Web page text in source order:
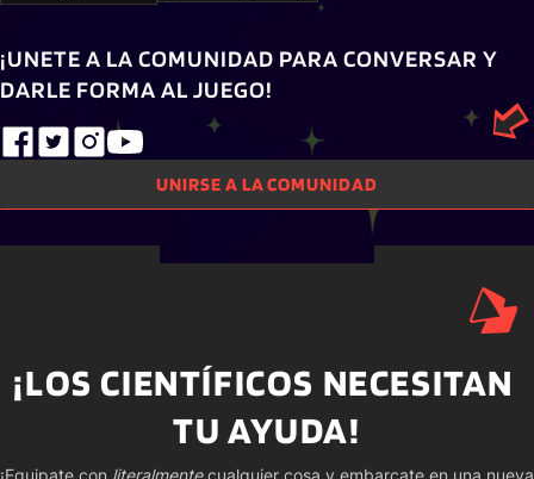
¡UNETE A LA COMUNIDAD PARA CONVERSAR Y
DARLE FORMA AL JUEGO!
UNIRSE A LA COMUNIDAD
¡LOS CIENTÍFICOS NECESITAN
TU AYUDA!
¡Equipate con literalmente cualquier cosa y embarcate en una nueva